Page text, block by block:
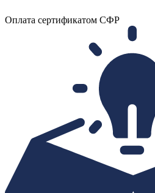
Оплата сертификатом СФР